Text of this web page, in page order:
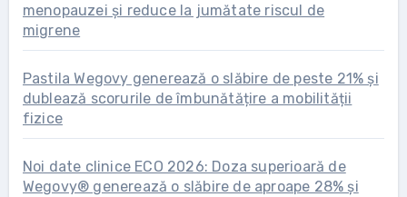
menopauzei și reduce la jumătate riscul de
migrene
Pastila Wegovy generează o slăbire de peste 21% și
dublează scorurile de îmbunătățire a mobilității
fizice
Noi date clinice ECO 2026: Doza superioară de
Wegovy® generează o slăbire de aproape 28% și